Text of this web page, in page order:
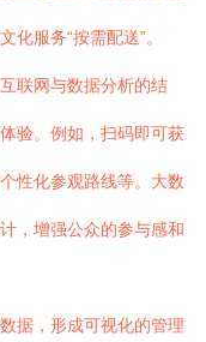
服务“按需配送”。
联网与数据分析的结
验。例如，扫码即可获
性化参观路线等。大数
，增强公众的参与感和
据，形成可视化的管理